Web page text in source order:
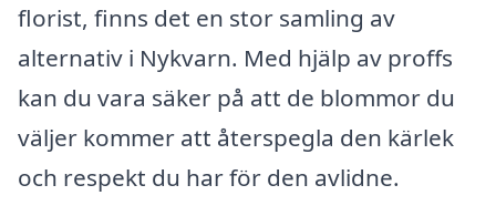
florist, finns det en stor samling av
alternativ i Nykvarn. Med hjälp av proffs
kan du vara säker på att de blommor du
väljer kommer att återspegla den kärlek
och respekt du har för den avlidne.